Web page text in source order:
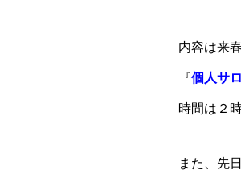
内容は来
『個人サ
時間は２
また、先